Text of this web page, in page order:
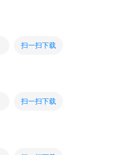
扫一扫下载
扫一扫下载